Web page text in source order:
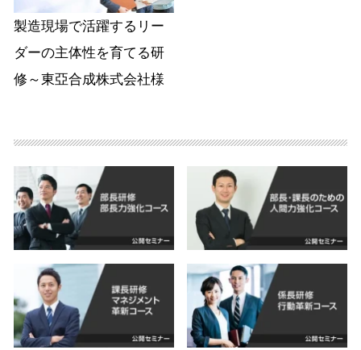
製造現場で活躍するリー
ダーの主体性を育てる研
修～東亞合成株式会社様